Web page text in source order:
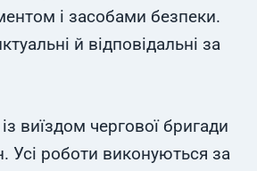
і засобами безпеки.
й відповідальні за
виїздом чергової бригади
Усі роботи виконуються за